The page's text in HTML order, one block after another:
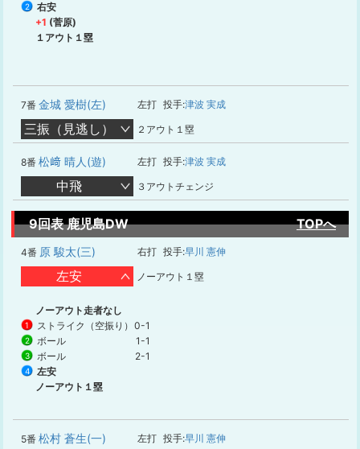
2
右安
+1 (菅原)
１アウト１塁
7番 金城 愛樹(左) 左打 投手:津波 実成
三振（見逃し） ２アウト１塁
8番 松﨑 晴人(遊) 左打 投手:津波 実成
中飛 ３アウトチェンジ
9回表 鹿児島DW TOPへ
4番 原 駿太(三) 右打 投手:早川 憲伸
左安 ノーアウト１塁
ノーアウト走者なし
1 ストライク（空振り） 0-1
2 ボール 1-1
3 ボール 2-1
4
左安
ノーアウト１塁
5番 松村 蒼生(一) 左打 投手:早川 憲伸